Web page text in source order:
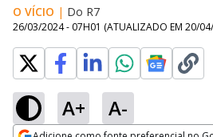
O VÍCIO | Do R7
26/03/2024 - 07H01 (ATUALIZADO EM 20/
A+ A-